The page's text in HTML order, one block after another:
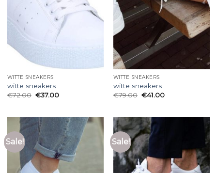
WITTE SNEAKERS
witte sneakers
€72.00 €37.00
WITTE SNEAKERS
witte sneakers
€79.00 €41.00
Sale! Sale!